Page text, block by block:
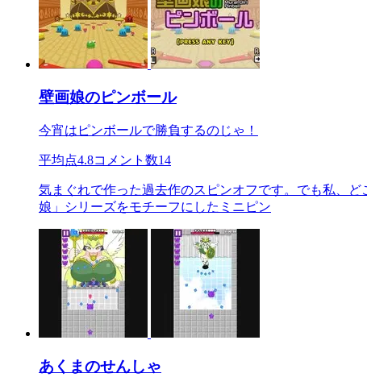
壁画娘のピンボール
今宵はピンボールで勝負するのじゃ！
平均点4.8コメント数14
気まぐれで作った過去作のスピンオフです。でも私、
娘」シリーズをモチーフにしたミニピン
あくまのせんしゃ